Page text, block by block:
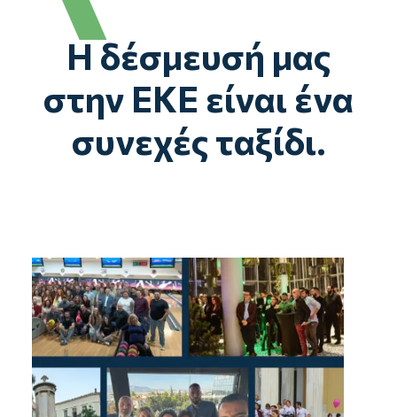
Η δέσμευσή μας
στην ΕΚΕ είναι ένα
συνεχές ταξίδι.